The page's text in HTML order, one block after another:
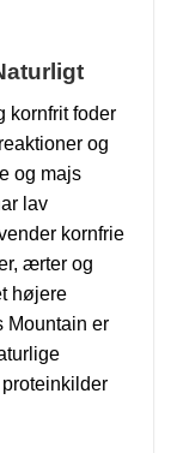
kornfrit foder
og
og majs
lav
kornfrie
ærter og
højere
Mountain er